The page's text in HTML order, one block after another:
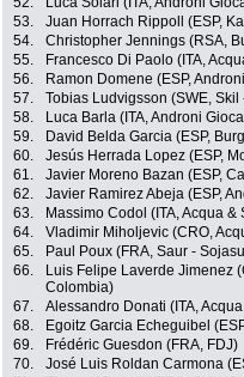
53.
Juan Horrach Rippoll (ESP,
54.
Christopher Jennings (RSA,
55.
Francesco Di Paolo (ITA,
56.
Ramon Domene (ESP,
57.
Tobias Ludvigsson (SWE, Skil
58.
Luca Barla (ITA, Androni
59.
David Belda Garcia (ESP,
60.
Jesús Herrada Lopez (ESP,
61.
Javier Moreno Bazan (ESP,
62.
Javier Ramirez Abeja (ESP,
63.
Massimo Codol (ITA, Acqua &
64.
Vladimir Miholjevic (CRO,
65.
Paul Poux (FRA, Saur -
66.
Luis Felipe Laverde Jimenez
Colombia)
67. Alessandro Donati (ITA,
68.
Egoitz Garcia Echeguibel
69.
Frédéric Guesdon (FRA, FDJ)
70.
José Luis Roldan Carmona